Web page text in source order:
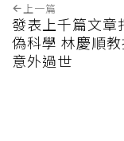
上一篇
發表上千篇文章
偽科學 林慶順
意外過世